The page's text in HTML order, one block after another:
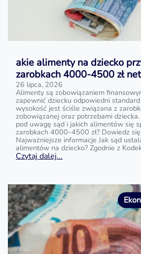
akie alimenty na dziecko
zarobkach 4000-4500 zł
26 lipca, 2026
Alimenty są zobowiązaniem
zapewnić dziecku odpowiedni standard
wysokość jest ściśle związana z
zobowiązanej oraz potrzebami
pod uwagę sąd i jakich alimentów się
zarobkach 4000–4500 zł? Dowiedz
Najważniejsze informacje Jak sąd
alimentów na dziecko? Zgodnie z
Czytaj dalej...